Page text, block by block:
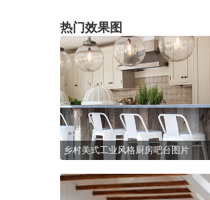
热门效果图
乡村美式工业风格厨房吧台图片